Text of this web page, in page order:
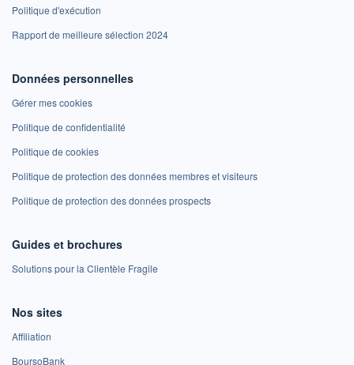
Politique d'exécution
Rapport de meilleure sélection 2024
Données personnelles
Gérer mes cookies
Politique de confidentialité
Politique de cookies
Politique de protection des données membres et visiteurs
Politique de protection des données prospects
Guides et brochures
Solutions pour la Clientèle Fragile
Nos sites
Affiliation
BoursoBank